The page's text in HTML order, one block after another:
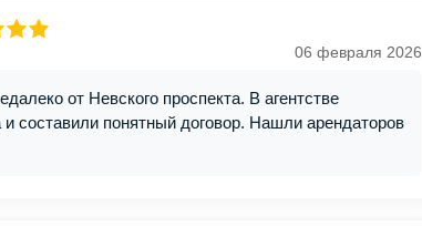
06 февраля 2026
от Невского проспекта. В агентстве
составили понятный договор. Нашли арендаторов